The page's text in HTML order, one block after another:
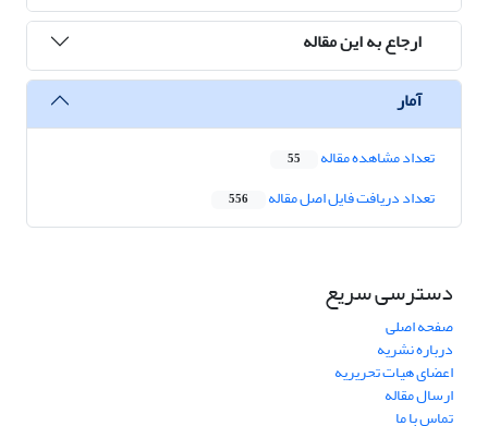
ارجاع به این مقاله
آمار
تعداد مشاهده مقاله 55
تعداد دریافت فایل اصل مقاله 556
دسترسی سریع
صفحه اصلی
درباره نشریه
اعضای هیات تحریریه
ارسال مقاله
تماس با ما